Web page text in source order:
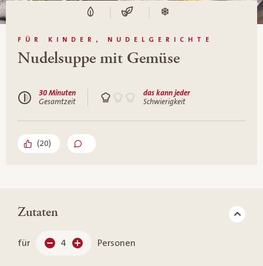
FÜR KINDER, NUDELGERICHTE
Nudelsuppe mit Gemüse
30 Minuten
Gesamtzeit
das kann jeder
Schwierigkeit
(20)
Zutaten
für 4 Personen